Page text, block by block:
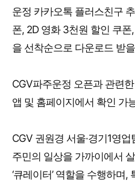
운정 카카오톡 플러스친구
폰, 2D 영화 3천원 할인 쿠
을 선착순으로 다운로드 받
CGV파주운정 오픈과 관련
앱 및 홈페이지에서 확인 가
CGV 권원경 서울·경기1영
주민의 일상을 가까이에서
‘큐레이터’ 역할을 수행하며